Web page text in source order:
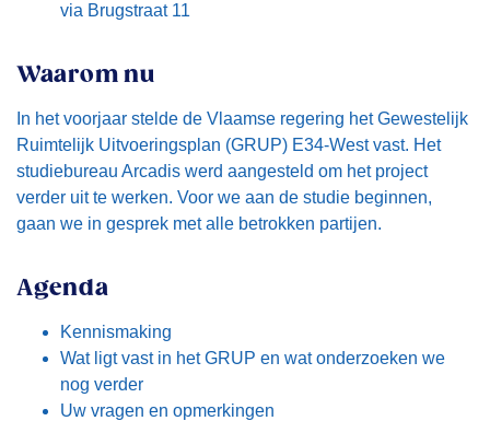
via Brugstraat 11
Waarom nu
In het voorjaar stelde de Vlaamse regering het Gewestelijk
Ruimtelijk Uitvoeringsplan (GRUP) E34-West vast. Het
studiebureau Arcadis werd aangesteld om het project
verder uit te werken. Voor we aan de studie beginnen,
gaan we in gesprek met alle betrokken partijen.
Agenda
Kennismaking
Wat ligt vast in het GRUP en wat onderzoeken we
nog verder
Uw vragen en opmerkingen